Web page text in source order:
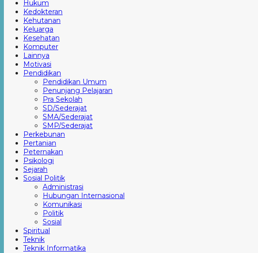
Hukum
Kedokteran
Kehutanan
Keluarga
Kesehatan
Komputer
Lainnya
Motivasi
Pendidikan
Pendidikan Umum
Penunjang Pelajaran
Pra Sekolah
SD/Sederajat
SMA/Sederajat
SMP/Sederajat
Perkebunan
Pertanian
Peternakan
Psikologi
Sejarah
Sosial Politik
Administrasi
Hubungan Internasional
Komunikasi
Politik
Sosial
Spiritual
Teknik
Teknik Informatika